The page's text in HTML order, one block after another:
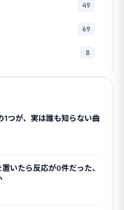
49
69
8
1つが、実は誰も知らない曲
いたら反応が0件だった、